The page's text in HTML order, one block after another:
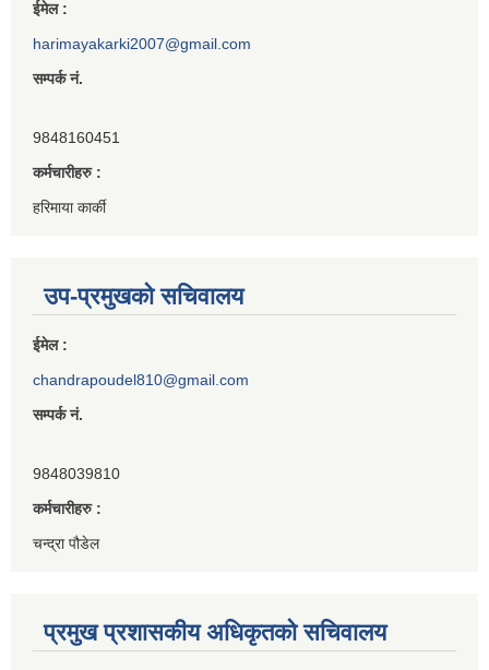
ईमेल :
harimayakarki2007@gmail.com
सम्पर्क नं.
9848160451
कर्मचारीहरु :
हरिमाया कार्की
उप-प्रमुखको सचिवालय
ईमेल :
chandrapoudel810@gmail.com
सम्पर्क नं.
9848039810
कर्मचारीहरु :
चन्द्रा पौडेल
प्रमुख प्रशासकीय अधिकृतको सचिवालय